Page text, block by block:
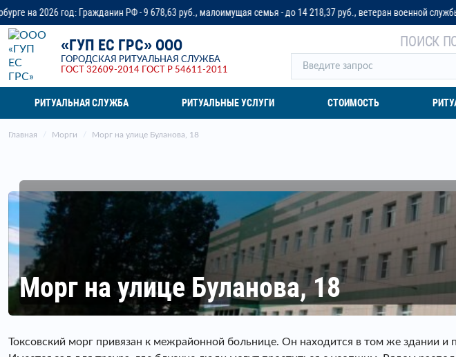
РФ - 9 678,63 руб., малоимущая семья - до 14 218,37 руб., ветеран военной службы - до 32 042 руб.
«ГУП ЕС ГРС» ООО
ГОРОДСКАЯ РИТУАЛЬНАЯ СЛУЖБА
ГОСТ 32609-2014
ГОСТ Р 54611-2011
ПОИСК
РИТУАЛЬНАЯ СЛУЖБА РИТУАЛЬНЫЕ УСЛУГИ СТОИМОСТЬ
Главная Морги Морг на улице Буланова, 18
Морг на улице Буланова, 18
Токсовский морг привязан к межрайонной больнице. Он находится в том же здании